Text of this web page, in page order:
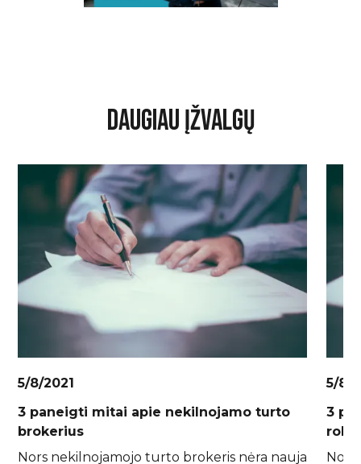
DAUGIAU ĮŽVALGŲ
5/8/2021
3 paneigti mitai apie nekilnojamo turto
brokerius
Nors nekilnojamojo turto brokeris nėra nauja
5/8/
3